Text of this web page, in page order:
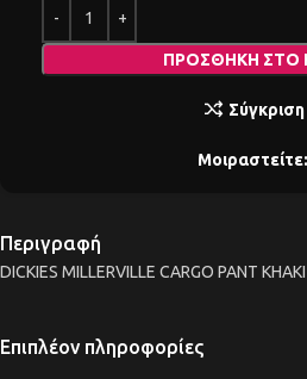
ΠΡΟΣΘΉΚΗ ΣΤΟ
Σύγκριση
Μοιραστείτε:
Περιγραφή
DICKIES MILLERVILLE CARGO PANT KHAKI
Επιπλέον πληροφορίες